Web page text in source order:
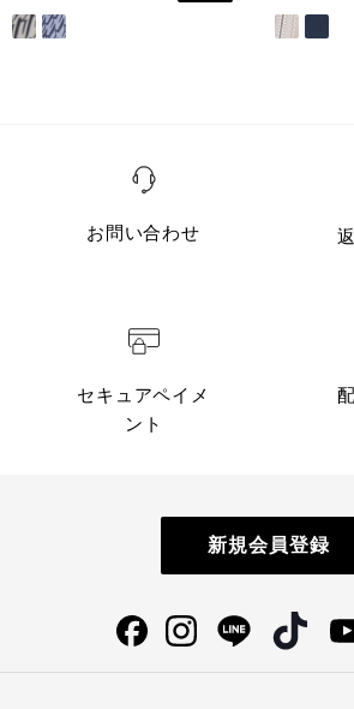
お問い合わせ
セキュアペイメ
ント
新規会員登録